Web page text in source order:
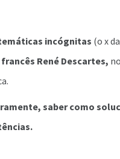
incógnitas (o x
René Descartes,
saber como